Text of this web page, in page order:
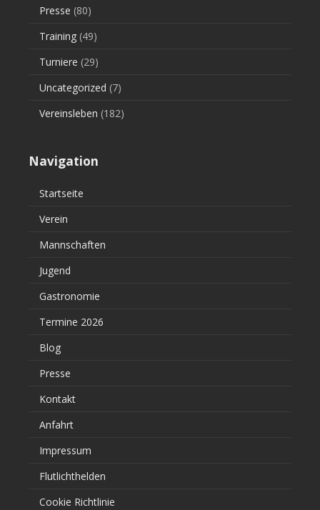
Presse (80)
Training (49)
Turniere (29)
Uncategorized (7)
Vereinsleben (182)
Navigation
Startseite
Verein
Mannschaften
Jugend
Gastronomie
Termine 2026
Blog
Presse
Kontakt
Anfahrt
Impressum
Flutlichthelden
Cookie Richtlinie